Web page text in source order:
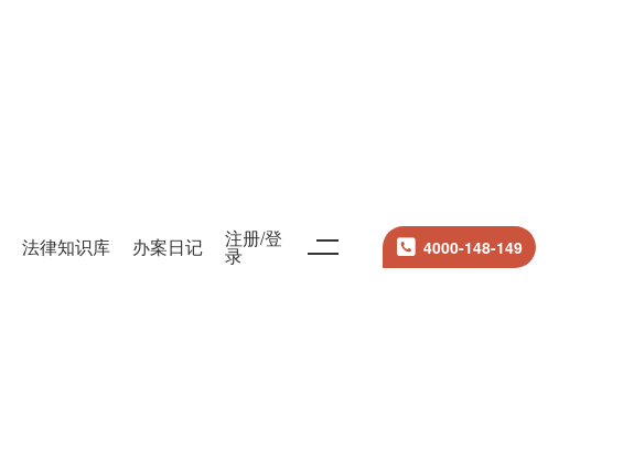
法律知识库 办案日记 注册/登
录 4000-148-149